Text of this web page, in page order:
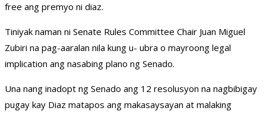
free ang premyo ni diaz.
Tiniyak naman ni Senate Rules Committee Chair Juan Miguel
Zubiri na pag-aaralan nila kung u- ubra o mayroong legal
implication ang nasabing plano ng Senado.
Una nang inadopt ng Senado ang 12 resolusyon na nagbibigay
pugay kay Diaz matapos ang makasaysayan at malaking